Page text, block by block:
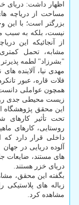
اظهار داشت: دریای
مساحت از دریاچه
بزرگتر است؛ با این
نیست، بلکه به سبب
از آنجائیکه این
مشابه، تحمل
"بشرزاد" لطمه
مهدی نیا، آلاینده
فلات قاره، عبور
همچون عواملی
زیست محیطی جدی
این محقق پژوهشگاه
تحت تأثیر
روستایی، کارهای
داخلی قرار دارد که
آلوده دریایی در
های مستند، ضایعات
دریای خزر هستند.
بگفته این محقق،
زباله های
مشاهده کرد.